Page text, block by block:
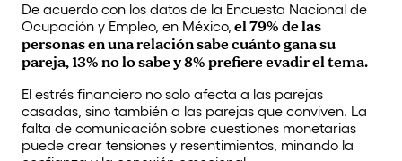
De acuerdo con los datos de la Encuesta Nacional de
Ocupación y Empleo, en México, el 79% de las
personas en una relación sabe cuánto gana su
pareja, 13% no lo sabe y 8% prefiere evadir el tema.
El estrés financiero no solo afecta a las parejas
casadas, sino también a las parejas que conviven. La
falta de comunicación sobre cuestiones monetarias
puede crear tensiones y resentimientos, minando la